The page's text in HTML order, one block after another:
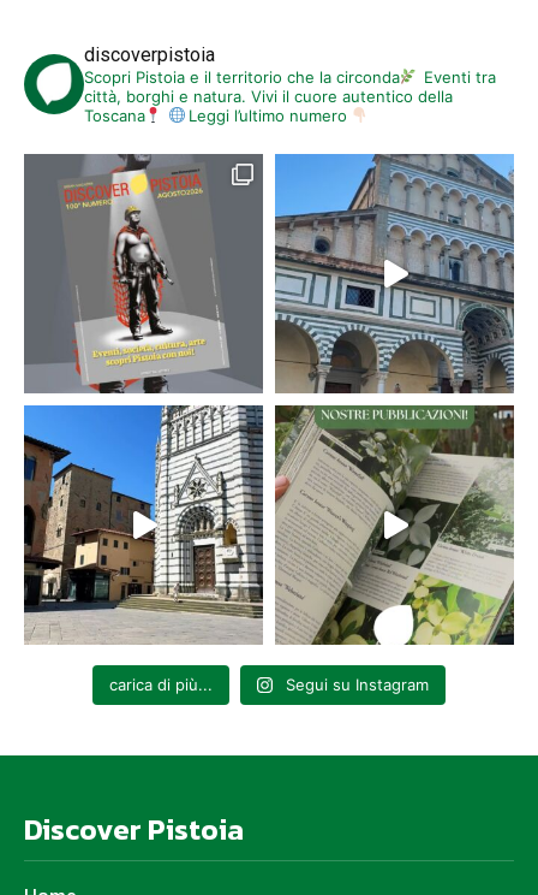
discoverpistoia
Scopri Pistoia e il territorio che la circonda
Eventi tra
città, borghi e natura. Vivi il cuore autentico della
Toscana
Leggi l’ultimo numero
carica di più... Segui su Instagram
Discover Pistoia